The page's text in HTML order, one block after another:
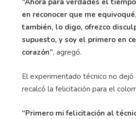
“Ahora para verdades el
en reconocer que me
también, lo digo, ofrezco
supuesto, y soy el primero en
corazón”, agregó.
El experimentado técnico no dejó
recalcó la felicitación para el
“Primero mi felicitación al